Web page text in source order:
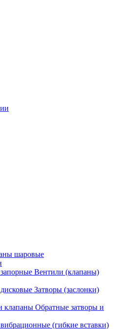
шаровые
Вентили (клапаны)
Затворы (заслонки)
Обратные затворы и